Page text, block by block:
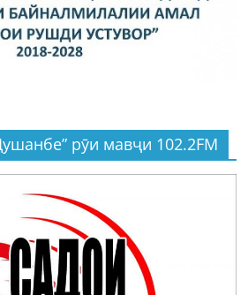
рӯи мавҷи 102.2FM